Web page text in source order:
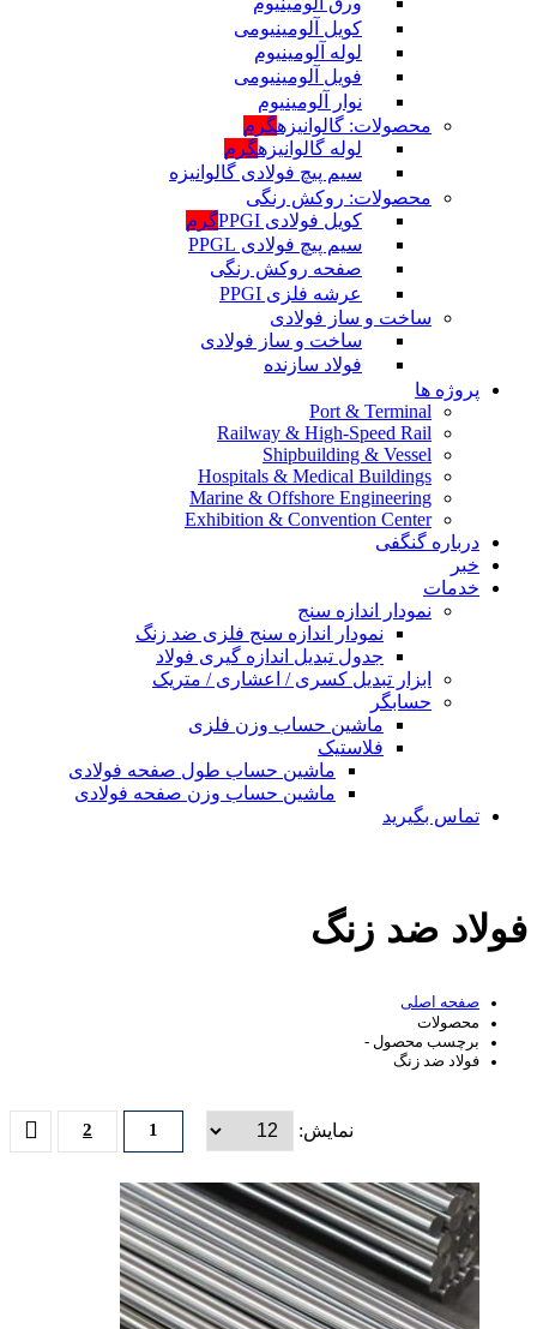
کویل آلومینیومی
لوله آلومینیوم
فویل آلومینیومی
نوار آلومینیوم
محصولات: گالوانیزهگرم
لوله گالوانیزهگرم
سیم پیچ فولادی گالوانیزه
محصولات: روکش رنگی
کویل فولادی PPGI
گرم
سیم پیچ فولادی PPGL
صفحه روکش رنگی
عرشه فلزی PPGI
ساخت و ساز فولادی
ساخت و ساز فولادی
فولاد سازنده
پروژه ها
Port & Terminal
Railway & High-Speed Rail
Shipbuilding & Vessel
Hospitals & Medical Buildings
Marine & Offshore Engineering
Exhibition & Convention Center
درباره گنگفی
خبر
خدمات
نمودار اندازه سنج
نمودار اندازه سنج فلزی ضد زنگ
جدول تبدیل اندازه گیری فولاد
ابزار تبدیل کسری / اعشاری / متریک
حسابگر
ماشین حساب وزن فلزی
فلاستیک
ماشین حساب طول صفحه فولادی
ماشین حساب وزن صفحه فولادی
تماس بگیرید
فولاد ضد زنگ
صفحه اصلی
محصولات
برچسب محصول -
فولاد ضد زنگ
نمایش: 1
2